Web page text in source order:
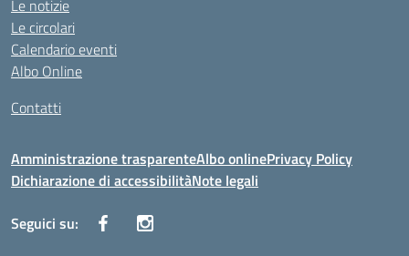
Le notizie
Le circolari
Calendario eventi
Albo Online
Contatti
Amministrazione trasparenteAlbo onlinePrivacy Policy
Dichiarazione di accessibilitàNote legali
Seguici su: